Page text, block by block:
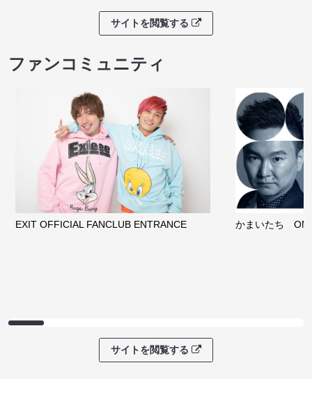
サイトを閲覧する
ファンコミュニティ
EXIT OFFICIAL FANCLUB ENTRANCE かまいたち
サイトを閲覧する